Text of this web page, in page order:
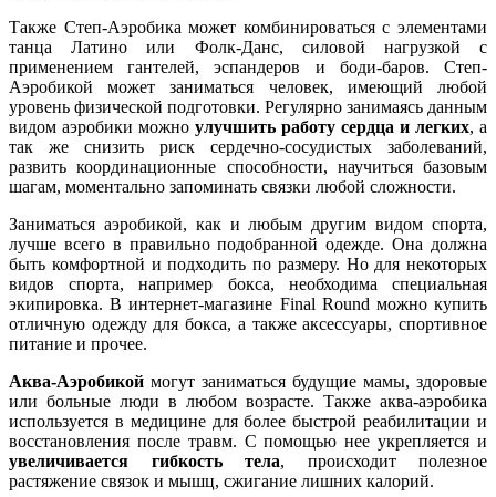
Также Степ-Аэробика может комбинироваться с элементами
танца Латино или Фолк-Данс, силовой нагрузкой с
применением гантелей, эспандеров и боди-баров. Степ-
Аэробикой может заниматься человек, имеющий любой
уровень физической подготовки. Регулярно занимаясь данным
видом аэробики можно улучшить работу сердца и легких, а
так же снизить риск сердечно-сосудистых заболеваний,
развить координационные способности, научиться базовым
шагам, моментально запоминать связки любой сложности.
Заниматься аэробикой, как и любым другим видом спорта,
лучше всего в правильно подобранной одежде. Она должна
быть комфортной и подходить по размеру. Но для некоторых
видов спорта, например бокса, необходима специальная
экипировка. В интернет-магазине Final Round можно купить
отличную одежду для бокса, а также аксессуары, спортивное
питание и прочее.
Аква-Аэробикой могут заниматься будущие мамы, здоровые
или больные люди в любом возрасте. Также аква-аэробика
используется в медицине для более быстрой реабилитации и
восстановления после травм. С помощью нее укрепляется и
увеличивается гибкость тела, происходит полезное
растяжение связок и мышц, сжигание лишних калорий.